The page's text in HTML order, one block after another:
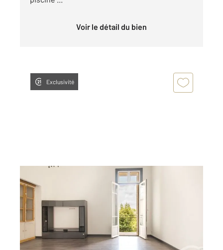
Voir le détail du bien
Exclusivité
NICE 06
58 m
Ref : 16842
Appartement F3 à vendre
580 000 €